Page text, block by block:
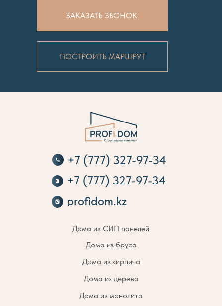
ПОСТРОИТЬ МАРШРУТ
ЗАКАЗАТЬ ЗВОНОК
+7 (777) 327-97-34
Дома из бруса
+7 (777) 327-97-34
Дома из дерева
Дома из монолита
Дома из СИП панелей
Дома из кирпича
profidom.kz